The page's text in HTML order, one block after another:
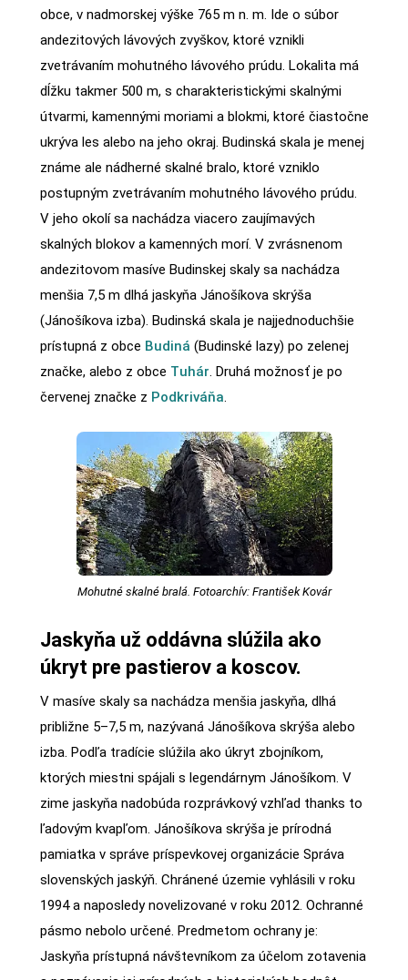
obce, v nadmorskej výške 765 m n. m. Ide o súbor
andezitových lávových zvyškov, ktoré vznikli
zvetrávaním mohutného lávového prúdu. Lokalita má
dĺžku takmer 500 m, s charakteristickými skalnými
útvarmi, kamennými moriami a blokmi, ktoré čiastočne
ukrýva les alebo na jeho okraj. Budinská skala je menej
známe ale nádherné skalné bralo, ktoré vzniklo
postupným zvetrávaním mohutného lávového prúdu.
V jeho okolí sa nachádza viacero zaujímavých
skalných blokov a kamenných morí. V zvrásnenom
andezitovom masíve Budinskej skaly sa nachádza
menšia 7,5 m dlhá jaskyňa Jánošíkova skrýša
(Jánošíkova izba). Budinská skala je najjednoduchšie
prístupná z obce Budiná (Budinské lazy) po zelenej
značke, alebo z obce Tuhár. Druhá možnosť je po
červenej značke z Podkriváňa.
Mohutné skalné bralá. Fotoarchív: František Kovár
Jaskyňa už oddávna slúžila ako
úkryt pre pastierov a koscov.
V masíve skaly sa nachádza menšia jaskyňa, dlhá
približne 5–7,5 m, nazývaná Jánošíkova skrýša alebo
izba. Podľa tradície slúžila ako úkryt zbojníkom,
ktorých miestni spájali s legendárnym Jánošíkom. V
zime jaskyňa nadobúda rozprávkový vzhľad thanks to
ľadovým kvapľom. Jánošíkova skrýša je prírodná
pamiatka v správe príspevkovej organizácie Správa
slovenských jaskýň. Chránené územie vyhlásili v roku
1994 a naposledy novelizované v roku 2012. Ochranné
pásmo nebolo určené. Predmetom ochrany je:
Jaskyňa prístupná návštevníkom za účelom zotavenia